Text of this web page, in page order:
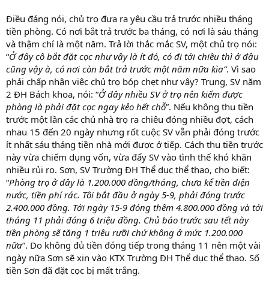
Điều đáng nói, chủ trọ đưa ra yêu cầu trả trước nhiều tháng
tiền phòng. Có nơi bắt trả trước ba tháng, có nơi là sáu tháng
và thậm chí là một năm. Trả lời thắc mắc SV, một chủ trọ nói:
“Ở đây cô bắt đặt cọc như vậy là ít đó, có đi tới chiều thì ở đâu
cũng vậy à, có nơi còn bắt trả trước một năm nữa kìa”. Vì sao
phải chấp nhận việc chủ trọ bóp chẹt như vậy? Trung, SV năm
2 ĐH Bách khoa, nói: “Ở đây nhiều SV ở trọ nên kiếm được
phòng là phải đặt cọc ngay kẻo hết chỗ”. Nếu không thu tiền
trước một lần các chủ nhà trọ ra chiêu đóng nhiều đợt, cách
nhau 15 đến 20 ngày nhưng rốt cuộc SV vẫn phải đóng trước
ít nhất sáu tháng tiền nhà mới được ở tiếp. Cách thu tiền trước
này vừa chiếm dụng vốn, vừa đẩy SV vào tình thế khó khăn
nhiều rủi ro. Sơn, SV Trường ĐH Thể dục thể thao, cho biết:
“Phòng trọ ở đây là 1.200.000 đồng/tháng, chưa kể tiền điện
nước, tiền phí rác. Tôi bắt đầu ở ngày 5-9, phải đóng trước
2.400.000 đồng. Tới ngày 15-9 đóng thêm 4.800.000 đồng và tới
tháng 11 phải đóng 6 triệu đồng. Chủ báo trước sau tết này
tiền phòng sẽ tăng 1 triệu rưỡi chứ không ở mức 1.200.000
nữa”. Do không đủ tiền đóng tiếp trong tháng 11 nên một vài
ngày nữa Sơn sẽ xin vào KTX Trường ĐH Thể dục thể thao. Số
tiền Sơn đã đặt cọc bị mất trắng.